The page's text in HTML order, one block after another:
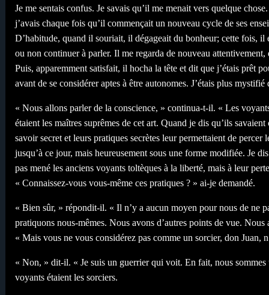
Je me sentais confus. Je savais qu’il me menait vers quelque
j’avais chaque fois qu’il commençait un nouveau cycle de ses
D’habitude, quand il souriait, il dégageait du bonheur; cette fois,
ou non continuer à parler. Il me regarda de nouveau
Puis, apparemment satisfait, il hocha la tête et dit que j’étais prêt
avant de se considérer aptes à être autonomes. J’étais plus mystifié
« Nous allons parler de la conscience, » continua-t-il. « Les
étaient les maîtres suprêmes de cet art. Quand je dis qu’ils
savoir secret et leurs pratiques secrètes leur permettaient de
jusqu’à ce jour, mais heureusement sous une forme modifiée. Je
pas mené les anciens voyants toltèques à la liberté, mais à leur
« Connaissez-vous vous-même ces pratiques ? » ai-je demandé.
« Bien sûr, » répondit-il. « Il n’y a aucun moyen pour nous de ne
pratiquons nous-mêmes. Nous avons d’autres points de vue.
« Mais vous ne vous considérez pas comme un sorcier, don Juan,
« Non, » dit-il. « Je suis un guerrier qui voit. En fait, nous
voyants étaient les sorciers.